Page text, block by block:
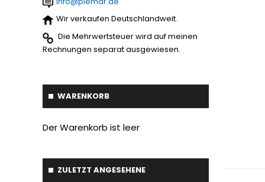
Streuer
Ballengreifer 7
Schaufel 17
Planierschild 4
Baumverpflanzer
Gabelstapler-Euroaufnahme 1
Wir verkaufen Deutschlandweit.
Die Mehrwertsteuer wird auf meinen
Rechnungen separat ausgewiesen.
WARENKORB
Der Warenkorb ist leer
ZULETZT ANGESEHENE